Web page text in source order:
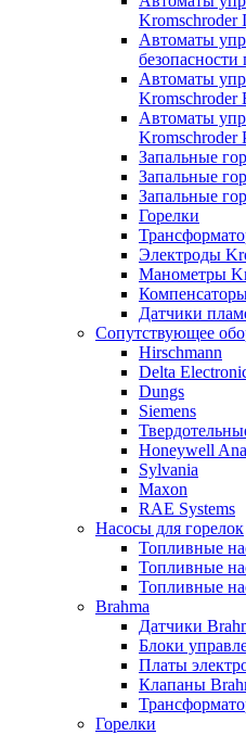
Kromschroder
Автоматы
Автоматы
Kromschroder
Автоматы
Kromschroder
Запальные
Запальные
Запальные
Горелки
Электроды
Манометры
Датчики
Сопутствующее
Hirschmann
Delta
Dungs
Siemens
Honeywell
Sylvania
Maxon
RAE Systems
Насосы для горелок
Топливные
Топливные
Топливные
Brahma
Датчики
Блоки
Платы
Клапаны
Горелки